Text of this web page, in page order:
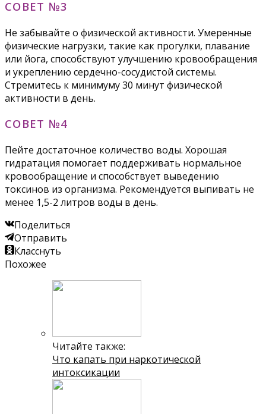
СОВЕТ №3
Не забывайте о физической активности. Умеренные
физические нагрузки, такие как прогулки, плавание
или йога, способствуют улучшению кровообращения
и укреплению сердечно-сосудистой системы.
Стремитесь к минимуму 30 минут физической
активности в день.
СОВЕТ №4
Пейте достаточное количество воды. Хорошая
гидратация помогает поддерживать нормальное
кровообращение и способствует выведению
токсинов из организма. Рекомендуется выпивать не
менее 1,5-2 литров воды в день.
Поделиться
Отправить
Класснуть
Похожее
Читайте также:
Что капать при наркотической
интоксикации